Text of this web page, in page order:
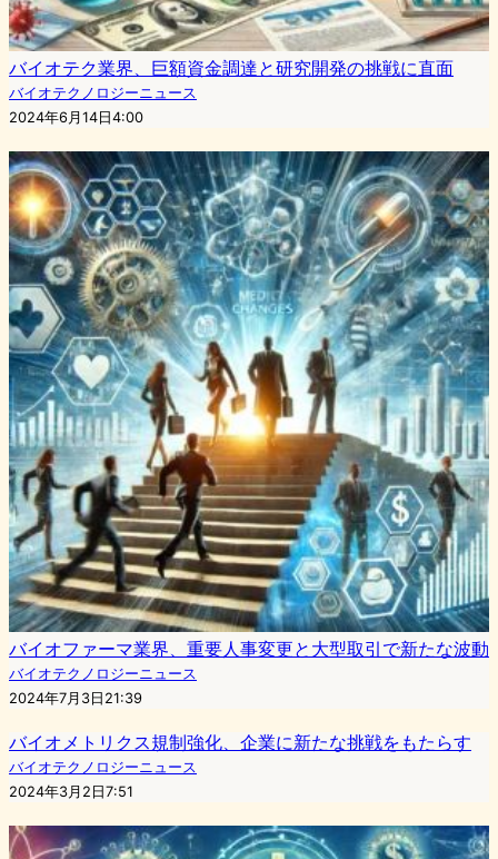
バイオテク業界、巨額資金調達と研究開発の挑戦に直面
バイオテクノロジーニュース
2024年6月14日4:00
バイオファーマ業界、重要人事変更と大型取引で新たな波動
バイオテクノロジーニュース
2024年7月3日21:39
バイオメトリクス規制強化、企業に新たな挑戦をもたらす
バイオテクノロジーニュース
2024年3月2日7:51